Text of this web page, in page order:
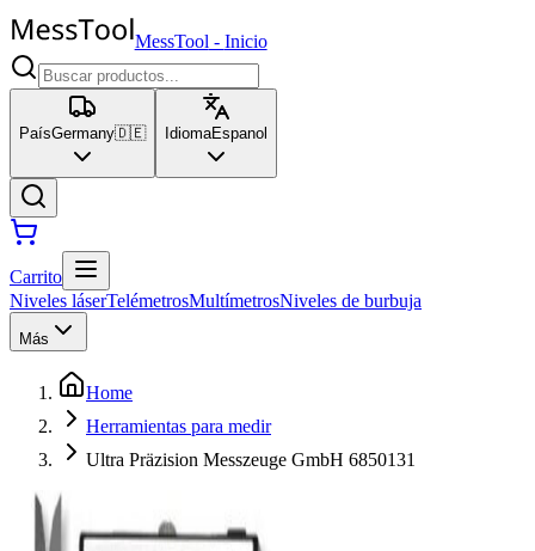
MessTool - Inicio
PaísGermany🇩🇪 IdiomaEspanol
Carrito
Niveles láserTelémetrosMultímetrosNiveles de burbuja
Más
Home
Herramientas para medir
Ultra Präzision Messzeuge GmbH 6850131